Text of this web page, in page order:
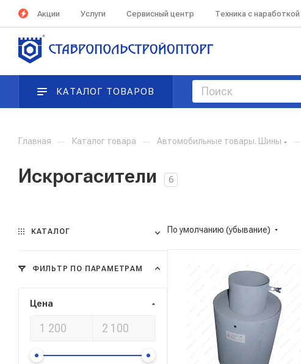
Акции Услуги Сервисный центр Техника с наработкой
КАТАЛОГ ТОВАРОВ
Главная — Каталог товара — Автомобильные товары. Шины —
Искрогасители 6
По умолчанию (убывание)
КАТАЛОГ
ФИЛЬТР ПО ПАРАМЕТРАМ
Цена